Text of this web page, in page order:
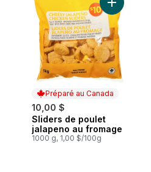
Burger à base de plantes 2 mcx,
Préparé au Canada
10,00 $
Préparé au Canada
Sliders de poulet
jalapeno au fromage
1000 g, 1,00 $/100g
Ajouter